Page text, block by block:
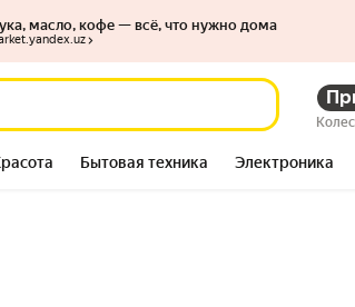
Бытовая техника Электроника
масло, кофе — всё, что нужно дома